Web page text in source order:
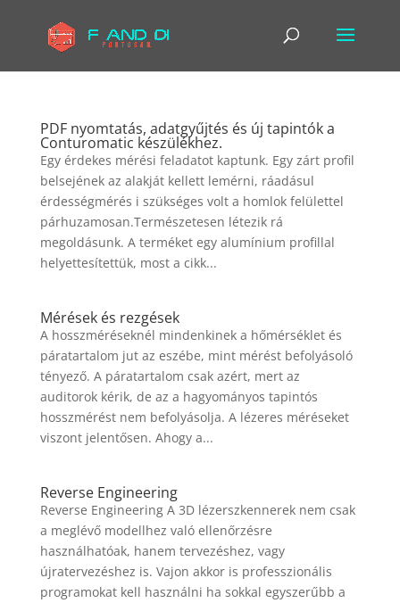
PDF nyomtatás, adatgyűjtés és új tapintók a
Conturomatic készülékhez.
Egy érdekes mérési feladatot kaptunk. Egy zárt profil
belsejének az alakját kellett lemérni, ráadásul
érdességmérés i szükséges volt a homlok felülettel
párhuzamosan.Természetesen létezik rá
megoldásunk. A terméket egy alumínium profillal
helyettesítettük, most a cikk...
Mérések és rezgések
A hosszméréseknél mindenkinek a hőmérséklet és
páratartalom jut az eszébe, mint mérést befolyásoló
tényező. A páratartalom csak azért, mert az
auditorok kérik, de az a hagyományos tapintós
hosszmérést nem befolyásolja. A lézeres méréseket
viszont jelentősen. Ahogy a...
Reverse Engineering
Reverse Engineering A 3D lézerszkennerek nem csak
a meglévő modellhez való ellenőrzésre
használhatóak, hanem tervezéshez, vagy
újratervezéshez is. Vajon akkor is professzionális
programokat kell használni ha sokkal egyszerűbb a